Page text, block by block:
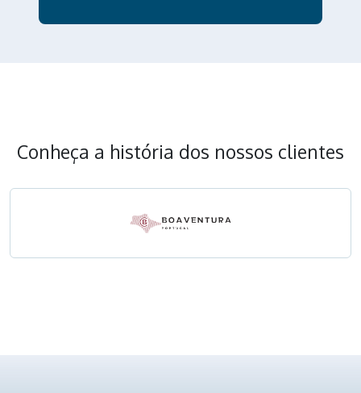
Conheça a história dos nossos clientes